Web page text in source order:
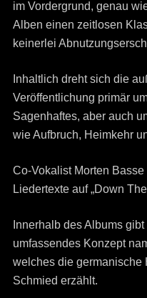
im Vordergrund, genau
Alben einen zeitlosen
keinerlei
Inhaltlich dreht sich die
Veröffentlichung primär
Sagenhaftes, aber auch
wie Aufbruch, Heimkehr
Co-Vokalist Morten
Liedertexte auf „Down
Innerhalb des Albums
umfassendes Konzept
welches die germanische
Schmied erzählt.